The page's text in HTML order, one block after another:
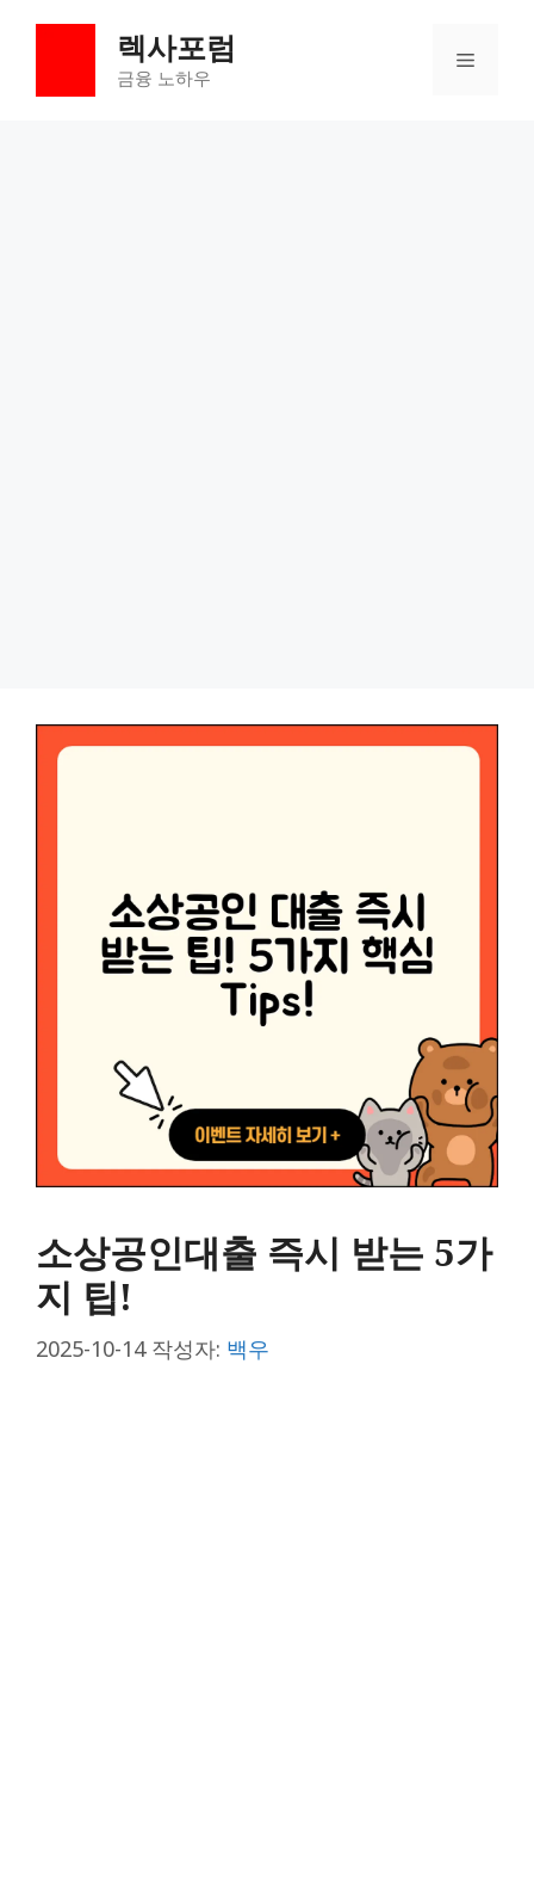
렉사포럼
금융 노하우
메
소상공인대출 즉시 받는 5가
지 팁!
2025-10-14 작성자: 백우